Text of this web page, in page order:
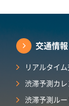
交通情報
リアルタイ
渋滞予測カ
渋滞予測ル